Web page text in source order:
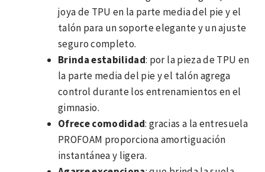
joya de TPU en la parte media del pie y el
talón para un soporte elegante y un ajuste
seguro completo.
Brinda estabilidad: por la pieza de TPU en
la parte media del pie y el talón agrega
control durante los entrenamientos en el
gimnasio.
Ofrece comodidad: gracias a la entresuela
PROFOAM proporciona amortiguación
instantánea y ligera.